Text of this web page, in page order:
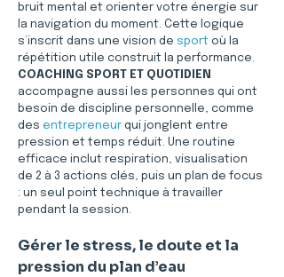
bruit mental et orienter votre énergie sur
la navigation du moment. Cette logique
s’inscrit dans une vision de sport où la
répétition utile construit la performance.
COACHING SPORT ET QUOTIDIEN
accompagne aussi les personnes qui ont
besoin de discipline personnelle, comme
des entrepreneur qui jonglent entre
pression et temps réduit. Une routine
efficace inclut respiration, visualisation
de 2 à 3 actions clés, puis un plan de focus
: un seul point technique à travailler
pendant la session.
Gérer le stress, le doute et la
pression du plan d’eau